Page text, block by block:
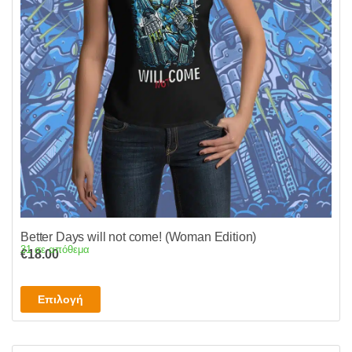
να
επιλεγούν
στη
σελίδα
του
προϊόντος
Better Days will not come! (Woman Edition)
€18.00
31 σε απόθεμα
Επιλογή
το